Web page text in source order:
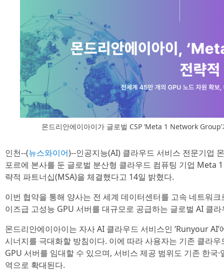
몬드리안에이아이가 글로벌 CSP ‘Meta 1 Network
인천--(뉴스와이어)--인공지능(AI) 클라우드 서비스 전문기업
포르에 본사를 둔 글로벌 분산형 클라우드 컴퓨팅 기업
략적 파트너십(MSA)을 체결했다고 14일 밝혔다.
이번 협약을 통해 양사는 전 세계 데이터센터를 고속 네트워
이즈급 고성능 GPU 서버를 대규모로 공급하는 글로벌 AI 클
몬드리안에이아이는 자사 AI 클라우드 서비스인 ‘Runyour
시너지를 극대화할 방침이다. 이에 따라 사용자는 기존 클라
GPU 서버를 임대할 수 있으며, 서비스 제공 범위도 기존 한국
역으로 확대된다.